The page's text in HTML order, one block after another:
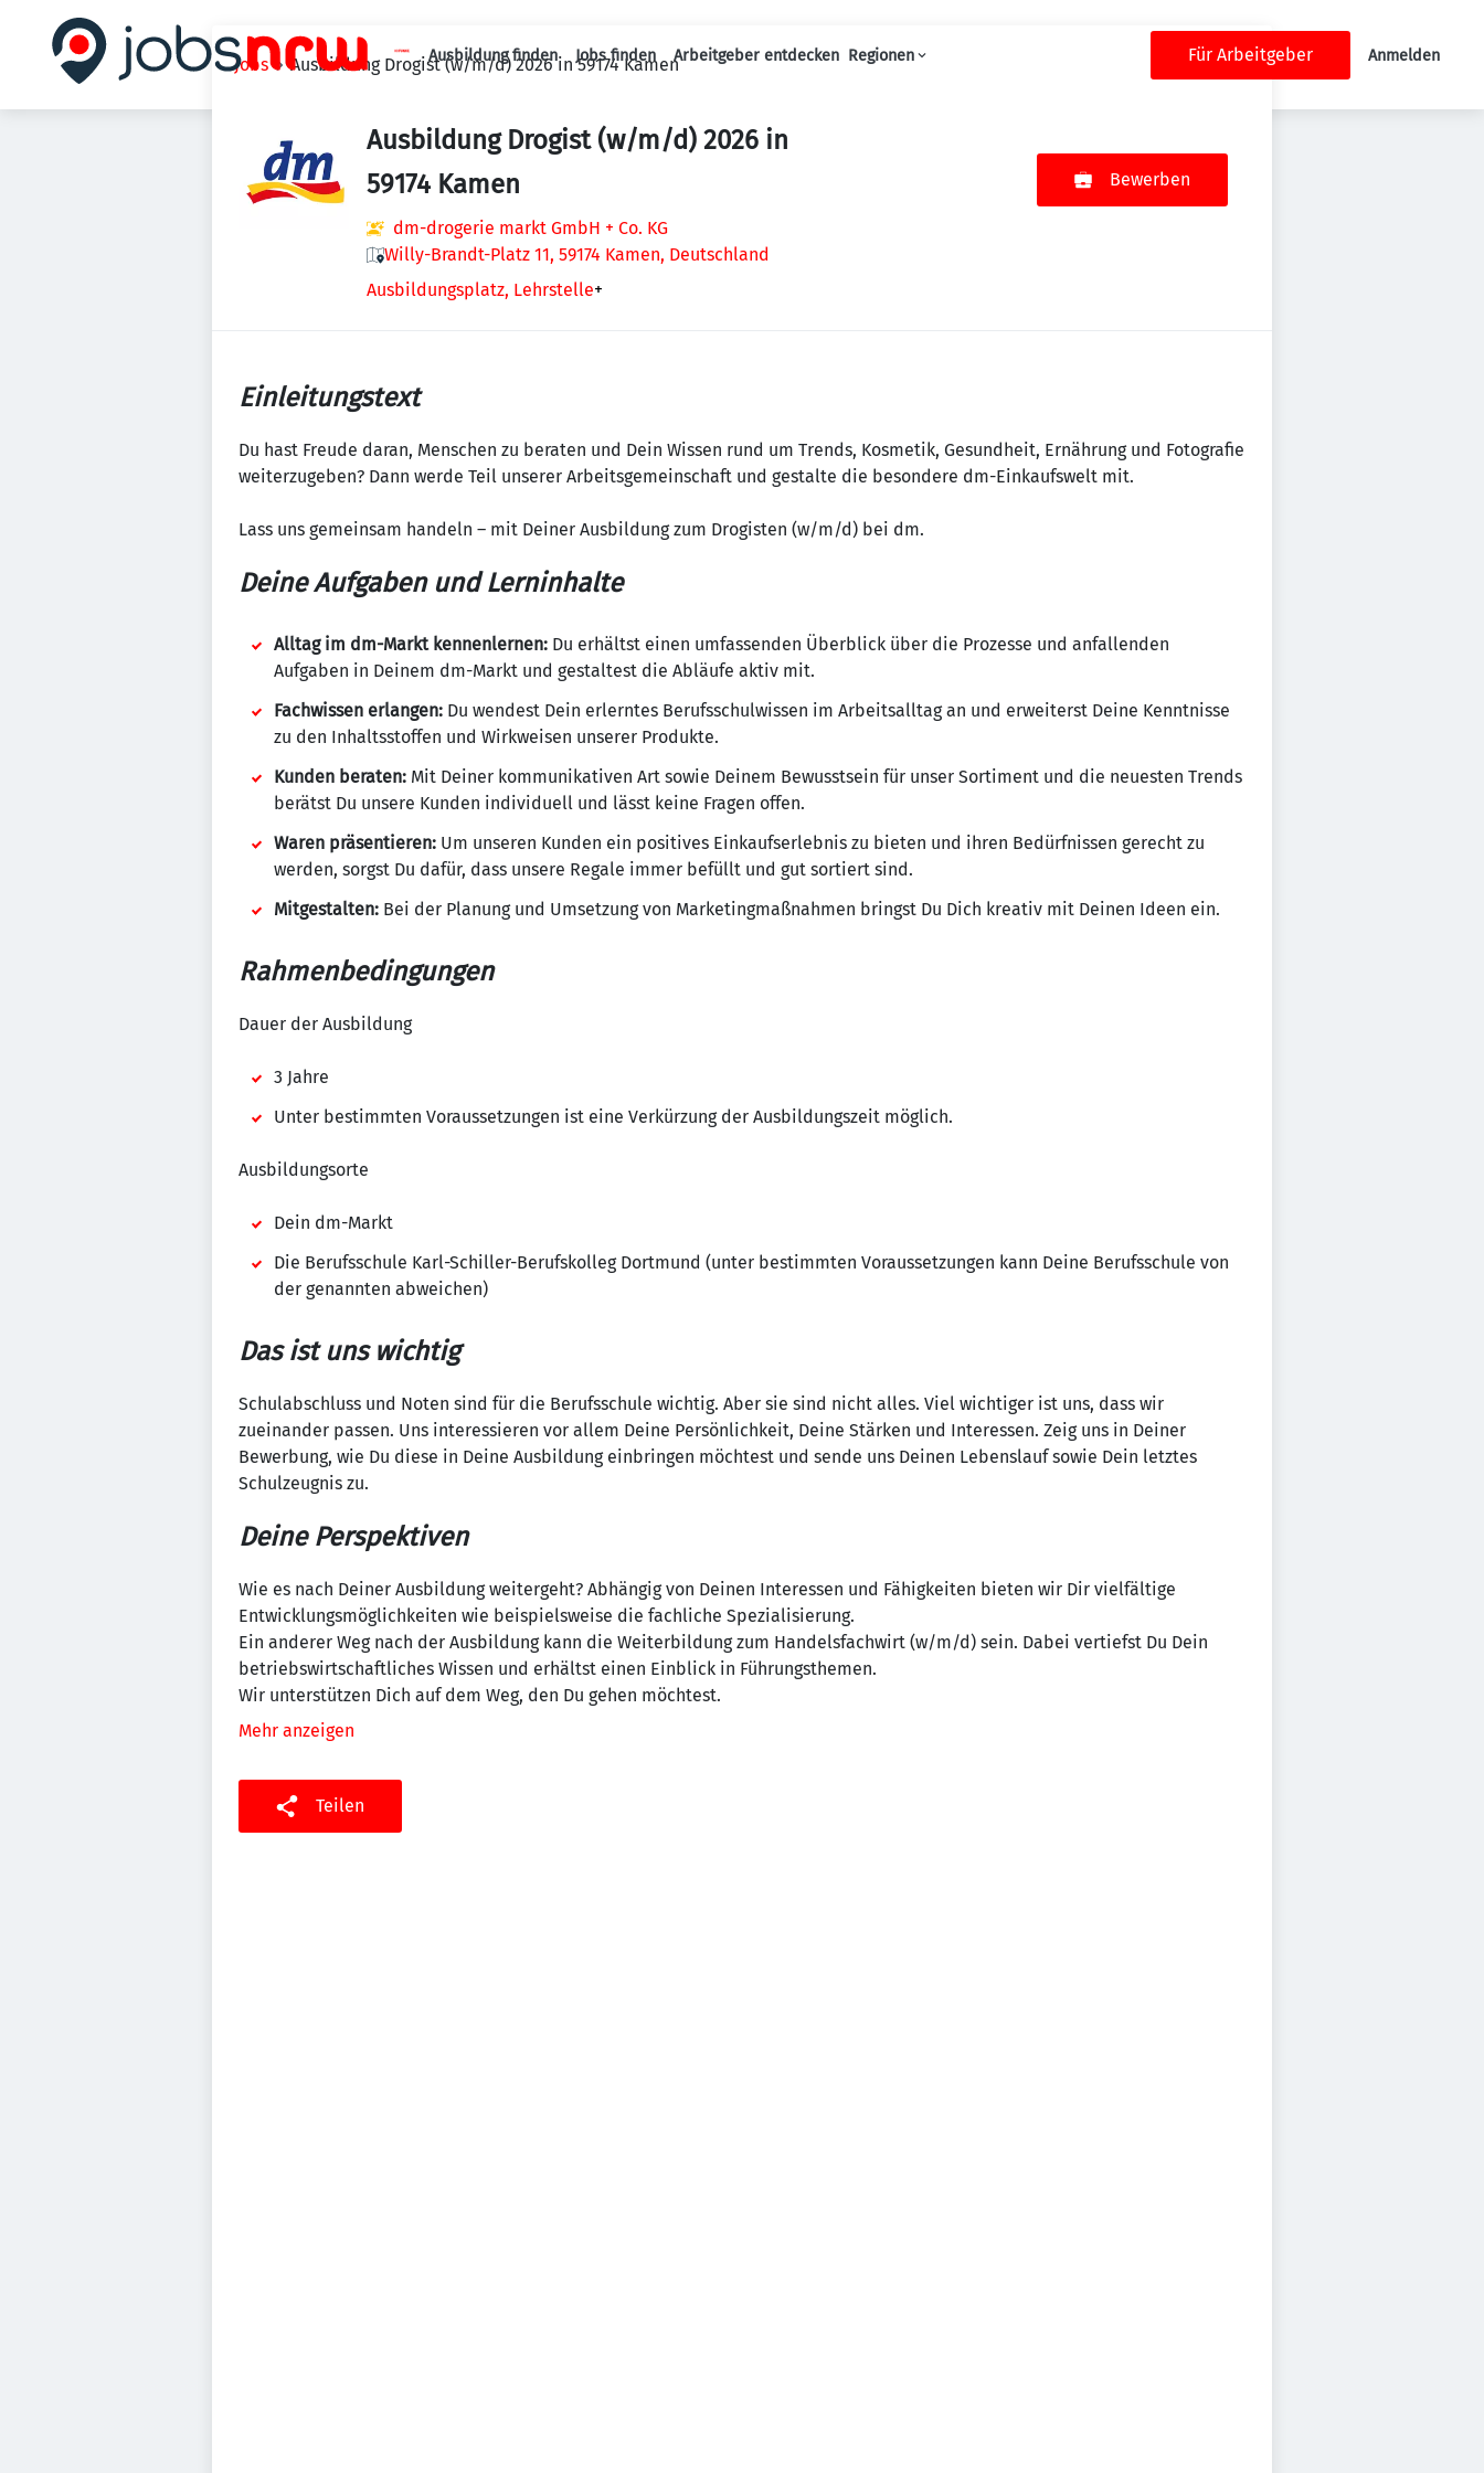
Haupt-Navigation
Ausbildung finden Jobs finden Arbeitgeber entdecken Regionen Für Arbeitgeber Anmelden
Jobs Ausbildung Drogist (w/m/d) 2026 in 59174 Kamen
Ausbildung Drogist (w/m/d) 2026 in
59174 Kamen
dm-drogerie markt GmbH + Co. KG
Willy-Brandt-Platz 11, 59174 Kamen, Deutschland
Ausbildungsplatz, Lehrstelle+
Bewerben
Einleitungstext
Du hast Freude daran, Menschen zu beraten und Dein Wissen rund um Trends, Kosmetik, Gesundheit, Ernährung und Fotografie
weiterzugeben? Dann werde Teil unserer Arbeitsgemeinschaft und gestalte die besondere dm-Einkaufswelt mit.
Lass uns gemeinsam handeln – mit Deiner Ausbildung zum Drogisten (w/m/d) bei dm.
Deine Aufgaben und Lerninhalte
Alltag im dm-Markt kennenlernen: Du erhältst einen umfassenden Überblick über die Prozesse und anfallenden
Aufgaben in Deinem dm-Markt und gestaltest die Abläufe aktiv mit.
Fachwissen erlangen: Du wendest Dein erlerntes Berufsschulwissen im Arbeitsalltag an und erweiterst Deine Kenntnisse
zu den Inhaltsstoffen und Wirkweisen unserer Produkte.
Kunden beraten: Mit Deiner kommunikativen Art sowie Deinem Bewusstsein für unser Sortiment und die neuesten Trends
berätst Du unsere Kunden individuell und lässt keine Fragen offen.
Waren präsentieren: Um unseren Kunden ein positives Einkaufserlebnis zu bieten und ihren Bedürfnissen gerecht zu
werden, sorgst Du dafür, dass unsere Regale immer befüllt und gut sortiert sind.
Mitgestalten: Bei der Planung und Umsetzung von Marketingmaßnahmen bringst Du Dich kreativ mit Deinen Ideen ein.
Rahmenbedingungen
Dauer der Ausbildung
3 Jahre
Unter bestimmten Voraussetzungen ist eine Verkürzung der Ausbildungszeit möglich.
Ausbildungsorte
Dein dm-Markt
Die Berufsschule Karl-Schiller-Berufskolleg Dortmund (unter bestimmten Voraussetzungen kann Deine Berufsschule von
der genannten abweichen)
Das ist uns wichtig
Schulabschluss und Noten sind für die Berufsschule wichtig. Aber sie sind nicht alles. Viel wichtiger ist uns, dass wir
zueinander passen. Uns interessieren vor allem Deine Persönlichkeit, Deine Stärken und Interessen. Zeig uns in Deiner
Bewerbung, wie Du diese in Deine Ausbildung einbringen möchtest und sende uns Deinen Lebenslauf sowie Dein letztes
Schulzeugnis zu.
Deine Perspektiven
Wie es nach Deiner Ausbildung weitergeht? Abhängig von Deinen Interessen und Fähigkeiten bieten wir Dir vielfältige
Entwicklungsmöglichkeiten wie beispielsweise die fachliche Spezialisierung.
Ein anderer Weg nach der Ausbildung kann die Weiterbildung zum Handelsfachwirt (w/m/d) sein. Dabei vertiefst Du Dein
betriebswirtschaftliches Wissen und erhältst einen Einblick in Führungsthemen.
Wir unterstützen Dich auf dem Weg, den Du gehen möchtest.
Mehr anzeigen
Teilen